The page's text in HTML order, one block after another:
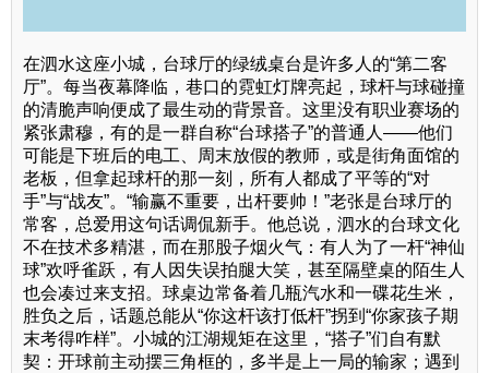
在泗水这座小城，台球厅的绿绒桌台是许多人的“第二客
厅”。每当夜幕降临，巷口的霓虹灯牌亮起，球杆与球碰撞
的清脆声响便成了最生动的背景音。这里没有职业赛场的
紧张肃穆，有的是一群自称“台球搭子”的普通人——他们
可能是下班后的电工、周末放假的教师，或是街角面馆的
老板，但拿起球杆的那一刻，所有人都成了平等的“对
手”与“战友”。“输赢不重要，出杆要帅！”老张是台球厅的
常客，总爱用这句话调侃新手。他总说，泗水的台球文化
不在技术多精湛，而在那股子烟火气：有人为了一杆“神仙
球”欢呼雀跃，有人因失误拍腿大笑，甚至隔壁桌的陌生人
也会凑过来支招。球桌边常备着几瓶汽水和一碟花生米，
胜负之后，话题总能从“你这杆该打低杆”拐到“你家孩子期
末考得咋样”。小城的江湖规矩在这里，“搭子”们自有默
契：开球前主动摆三角框的，多半是上一局的输家；遇到